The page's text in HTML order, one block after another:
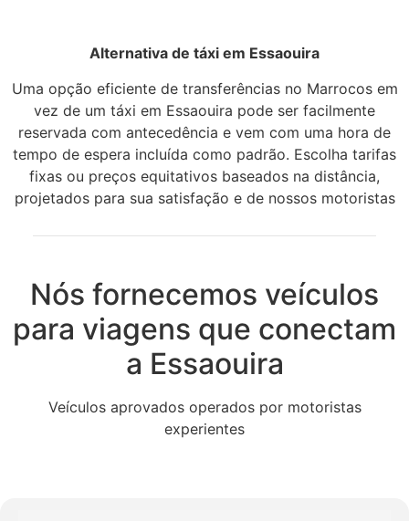
Alternativa de táxi em Essaouira
Uma opção eficiente de transferências no Marrocos em
vez de um táxi em Essaouira pode ser facilmente
reservada com antecedência e vem com uma hora de
tempo de espera incluída como padrão. Escolha tarifas
fixas ou preços equitativos baseados na distância,
projetados para sua satisfação e de nossos motoristas
Nós fornecemos veículos
para viagens que conectam
a Essaouira
Veículos aprovados operados por motoristas
experientes